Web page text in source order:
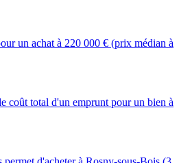
un achat à 220 000 € (prix médian à
coût total d'un emprunt pour un bien à